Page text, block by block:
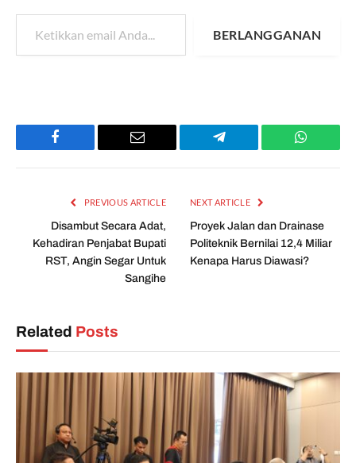
Ketikkan email Anda...
BERLANGGANAN
Facebook Email Telegram
PREVIOUS ARTICLE
Disambut Secara Adat,
Kehadiran Penjabat Bupati
RST, Angin Segar Untuk
Sangihe
NEXT ARTICLE
Proyek Jalan dan Drainase
Politeknik Bernilai 12,4 Miliar
Kenapa Harus Diawasi?
Related Posts